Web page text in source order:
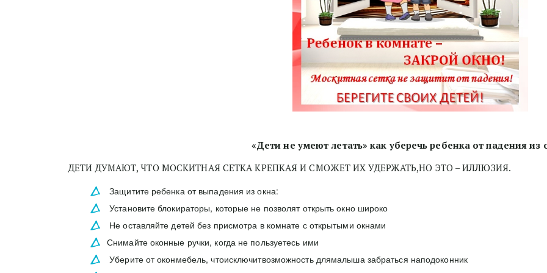
«Дети не умеют летать» как уберечь ребенка от падения из
ДЕТИ ДУМАЮТ, ЧТО МОСКИТНАЯ СЕТКА КРЕПКАЯ И СМОЖЕТ ИХ УДЕРЖАТЬ,НО ЭТО – ИЛЛЮЗИЯ.
Защитите ребенка от выпадения из окна:
Установите блокираторы, которые не позволят открыть окно широко
Не оставляйте детей без присмотра в комнате с открытыми окнами
Снимайте оконные ручки, когда не пользуетесь ими
Уберите от оконмебель, чтоисключитвозможность длямалыша забраться наподоконник